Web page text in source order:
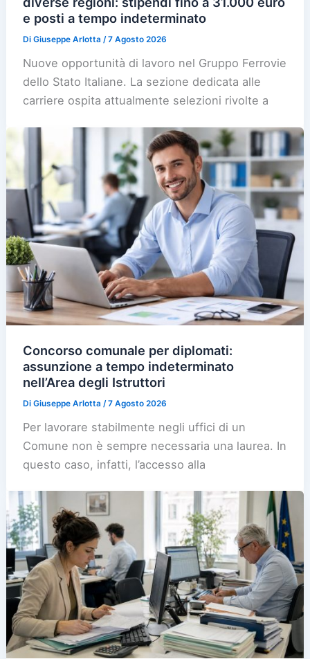
e posti a tempo indeterminato
DiGiuseppe Arlotta/7 Agosto 2026
Nuove opportunità di lavoro nel Gruppo Ferrovie
dello Stato Italiane. La sezione dedicata alle
carriere ospita attualmente selezioni rivolte a
Concorso comunale per diplomati:
assunzione a tempo indeterminato
nell’Area degli Istruttori
DiGiuseppe Arlotta/7 Agosto 2026
Per lavorare stabilmente negli uffici di un
Comune non è sempre necessaria una laurea. In
questo caso, infatti, l’accesso alla